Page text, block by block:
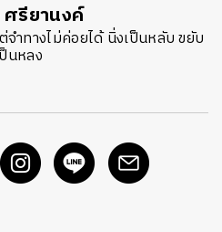
รี​ยา​นงค์​
ำทางไม่ค่อยได้ นิ่งเป็นหลับ ขยับ
นหลง